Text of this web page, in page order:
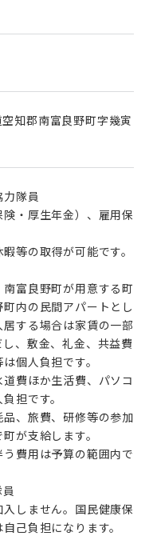
知郡南富良野町字幾寅
力隊員
・厚生年金）、雇用保
等の取得が可能です。
富良野町が用意する町
内の民間アパートとし
する場合は家賃の一部
、敷金、礼金、共益費
個人負担です。
費ほか生活費、パソコ
担です。
、旅費、研修等の参加
が支給します。
費用は予算の範囲内で
しません。国民健康保
己負担になります。